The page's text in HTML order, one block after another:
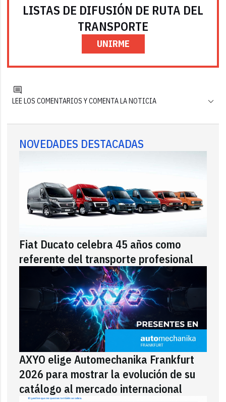
LISTAS DE DIFUSIÓN DE RUTA DEL
TRANSPORTE
UNIRME
LEE LOS COMENTARIOS Y COMENTA LA NOTICIA
NOVEDADES DESTACADAS
Fiat Ducato celebra 45 años como
referente del transporte profesional
AXYO elige Automechanika Frankfurt
2026 para mostrar la evolución de su
catálogo al mercado internacional